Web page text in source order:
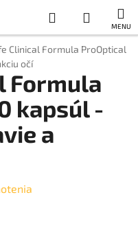
Hľadať
KOŠÍK
Clinical Formula ProOptical
očí
Formula
kapsúl -
a